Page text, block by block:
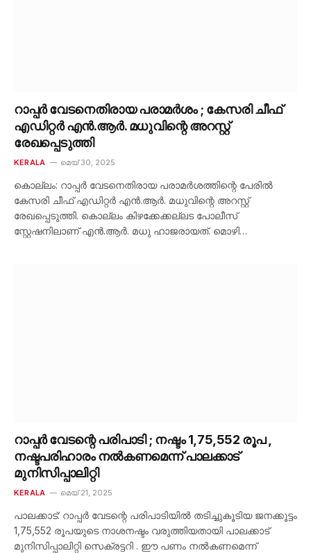
റാപ്പർ വേടനെതിരായ പരാമർശം ; കേസരി ചീഫ്
എഡിറ്റർ എൻ.ആർ. മധുവിന്റെ അറസ്റ്റ്
രേഖപ്പെടുത്തി
KERALA മെയ്‌ 30, 2025
കൊല്ലം: റാപ്പർ വേടനെതിരായ പരാമർശത്തിന്റെ പേരിൽ
കേസരി ചീഫ് എഡിറ്റർ എൻ.ആർ. മധുവിന്റെ അറസ്റ്റ്
രേഖപ്പെടുത്തി. കൊല്ലം കിഴക്കേക്കല്ലട പോലീസ്
സ്റ്റേഷനിലാണ് എൻ.ആർ. മധു ഹാജരായത്. മൊഴി…
റാപ്പർ വേടന്റെ പരിപാടി ; നഷ്ടം 1,75,552 രൂപ ,
നഷ്ടപരിഹാരം നൽകണമെന്ന് പാലക്കാട്
മുനിസിപ്പാലിറ്റി
KERALA മെയ്‌ 21, 2025
പാലക്കാട്: റാപ്പർ വേടന്റെ പരിപാടിയിൽ തടിച്ചുകൂടിയ ജനക്കൂട്ടം
1,75,552 രൂപയുടെ നാശനഷ്ടം വരുത്തിയതായി പാലക്കാട്
മുനിസിപ്പാലിറ്റി സെക്രട്ടറി . ഈ പണം നൽകണമെന്ന്